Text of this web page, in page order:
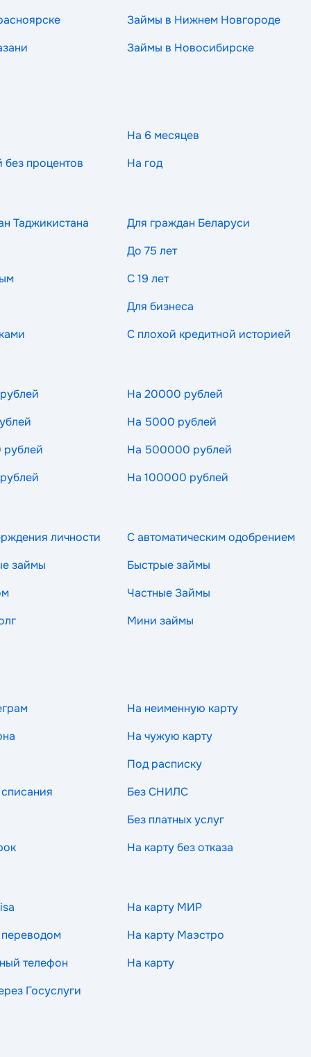
Займы в Нижнем Новгороде
Займы в Новосибирске
На 6 месяцев
процентов На год
Таджикистана
Для граждан Беларуси
До 75 лет
С 19 лет
Для бизнеса
С плохой кредитной историей
На 20000 рублей
На 5000 рублей
На 500000 рублей
На 100000 рублей
личности
С автоматическим одобрением
займы
Быстрые займы
Частные Займы
Мини займы
На неименную карту
На чужую карту
Под расписку
Без СНИЛС
Без платных услуг
На карту без отказа
На карту МИР
На карту Маэстро
телефон
На карту
Госуслуги